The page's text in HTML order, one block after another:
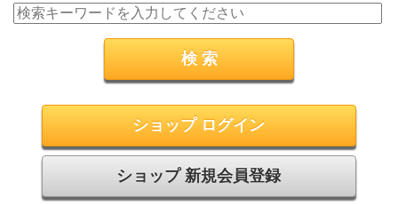
ショップ ログイン
ショップ 新規会員登録